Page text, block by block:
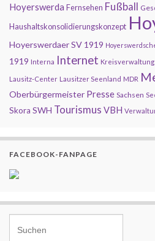
Hoyerswerda Fernsehen Fußball
Haushaltskonsolidierungskonzept
Hoyerswerdaer SV 1919
1919 Interna Internet
Lausitz-Center Lausitzer Seenland MDR
Oberbürgermeister Presse Sachsen
Skora SWH Tourismus VBH
FACEBOOK-FANPAGE